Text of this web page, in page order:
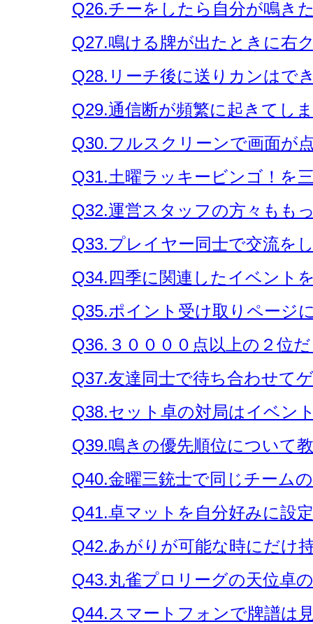
Q26.チーをしたら自分が鳴き
Q27.鳴ける牌が出たときに右
Q28.リーチ後に送りカンはで
Q29.通信断が頻繁に起きてし
Q30.フルスクリーンで画面が
Q31.土曜ラッキービンゴ！を
Q32.運営スタッフの方々もも
Q33.プレイヤー同士で交流を
Q34.四季に関連したイベント
Q35.ポイント受け取りページ
Q36.３００００点以上の２位
Q37.友達同士で待ち合わせて
Q38.セット卓の対局はイベン
Q39.鳴きの優先順位について
Q40.金曜三銃士で同じチーム
Q41.卓マットを自分好みに設
Q42.あがりが可能な時にだけ
Q43.丸雀プロリーグの天位卓
Q44.スマートフォンで牌譜は